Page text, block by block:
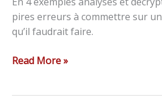
pires erreurs à commettre sur
qu’il faudrait faire.
Read More »